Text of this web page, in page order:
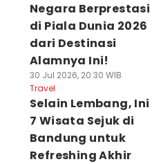
Negara Berprestasi
di Piala Dunia 2026
dari Destinasi
Alamnya Ini!
30 Jul 2026, 20:30 WIB
Travel
Selain Lembang, Ini
7 Wisata Sejuk di
Bandung untuk
Refreshing Akhir